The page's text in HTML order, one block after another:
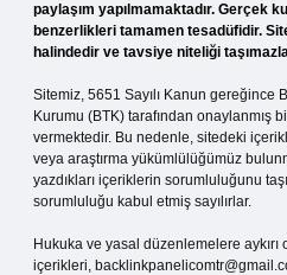
paylaşım yapılmamaktadır. Gerçek
benzerlikleri tamamen tesadüfidir.
halindedir ve tavsiye niteliği
Sitemiz, 5651 Sayılı Kanun gereğince
Kurumu (BTK) tarafından onaylanmış
vermektedir. Bu nedenle, sitedeki
veya araştırma yükümlülüğümüz
yazdıkları içeriklerin sorumluluğunu
sorumluluğu kabul etmiş sayılırlar.
Hukuka ve yasal düzenlemelere
içerikleri,